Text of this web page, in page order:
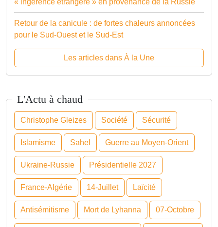
Retour de la canicule : de fortes chaleurs annoncées
pour le Sud-Ouest et le Sud-Est
Les articles dans À la Une
L'Actu à chaud
Christophe Gleizes Société Sécurité
Islamisme Sahel Guerre au Moyen-Orient
Ukraine-Russie Présidentielle 2027
France-Algérie 14-Juillet Laïcité
Antisémitisme Mort de Lyhanna 07-Octobre